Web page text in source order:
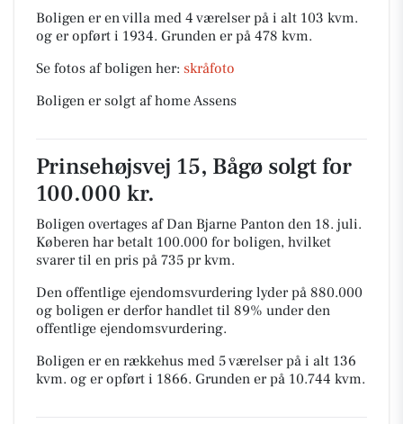
Boligen er en villa med 4 værelser på i alt 103 kvm.
og er opført i 1934. Grunden er på 478 kvm.
Se fotos af boligen her: skråfoto
Boligen er solgt af home Assens
Prinsehøjsvej 15, Bågø solgt for
100.000 kr.
Boligen overtages af Dan Bjarne Panton den 18. juli.
Køberen har betalt 100.000 for boligen, hvilket
svarer til en pris på 735 pr kvm.
Den offentlige ejendomsvurdering lyder på 880.000
og boligen er derfor handlet til 89% under den
offentlige ejendomsvurdering.
Boligen er en rækkehus med 5 værelser på i alt 136
kvm. og er opført i 1866. Grunden er på 10.744 kvm.